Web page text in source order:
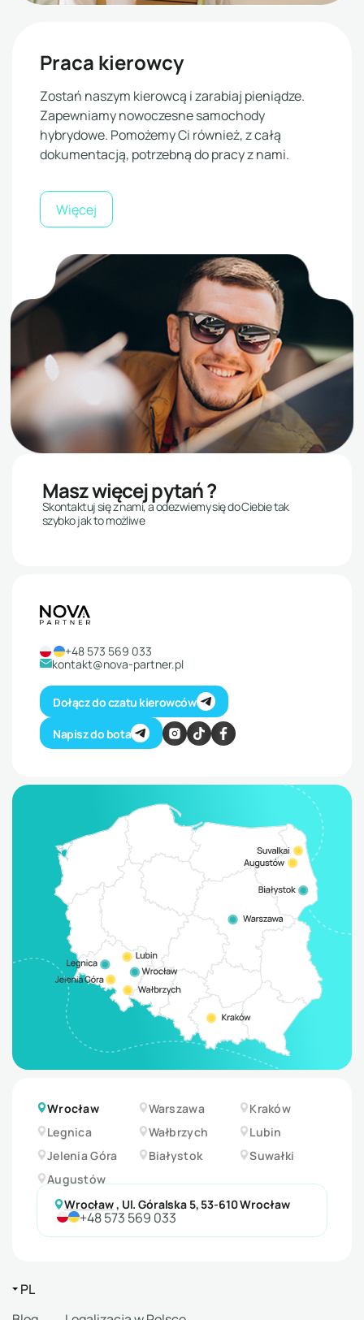
Praca kierowcy
Zostań naszym kierowcą i zarabiaj pieniądze.
Zapewniamy nowoczesne samochody
hybrydowe. Pomożemy Ci również, z całą
dokumentacją, potrzebną do pracy z nami.
Więcej
Masz więcej pytań ?
Skontaktuj się z nami, a odezwiemy się do Ciebie tak
szybko jak to możliwe
+48 573 569 033
kontakt@nova-partner.pl
Dołącz do czatu kierowców
Napisz do bota
Wrocław Warszawa
Kraków
Legnica
Wałbrzych
Lubin
Jelenia Góra
Białystok
Suwałki
Augustów
Wrocław, Ul. Góralska 5, 53-610 Wrocław
+48 573 569 033
PL